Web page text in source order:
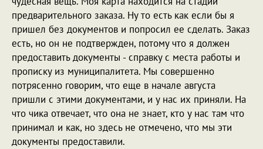
предварительного заказа. Ну то есть как если бы я
пришел без документов и попросил ее сделать. Заказ
есть, но он не подтвержден, потому что я должен
предоставить документы - справку с места работы и
прописку из муниципалитета. Мы совершенно
потрясенно говорим, что еще в начале августа
пришли с этими документами, и у нас их приняли. На
что чика отвечает, что она не знает, кто у нас там что
принимал и как, но здесь не отмечено, что мы эти
документы предоставили.